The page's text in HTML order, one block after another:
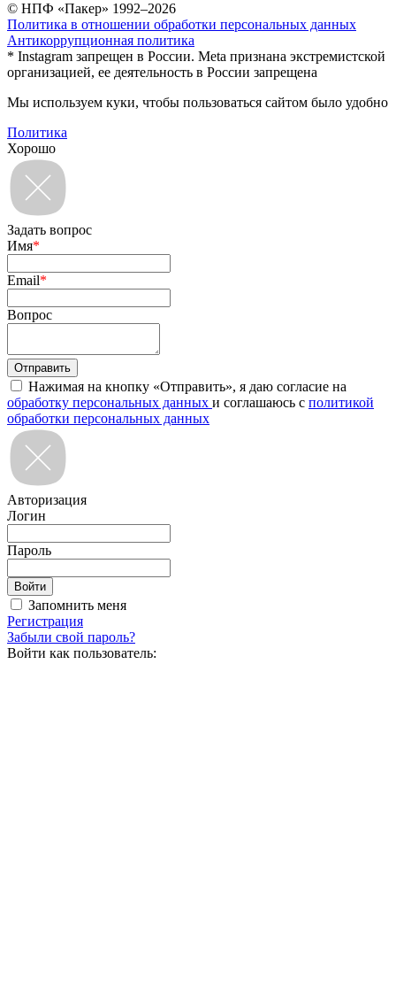
© НПФ «Пакер» 1992–2026
Политика в отношении обработки персональных данных
Антикоррупционная политика
* Instagram запрещен в России. Meta признана экстремистской
организацией, ее деятельность в России запрещена
Мы используем куки, чтобы пользоваться сайтом было удобно
Политика
Хорошо
Задать вопрос
Имя*
Email*
Вопрос
Нажимая на кнопку «Отправить», я даю согласие на
обработку персональных данных и соглашаюсь с политикой
обработки персональных данных
Авторизация
Логин
Пароль
Запомнить меня
Регистрация
Забыли свой пароль?
Войти как пользователь: